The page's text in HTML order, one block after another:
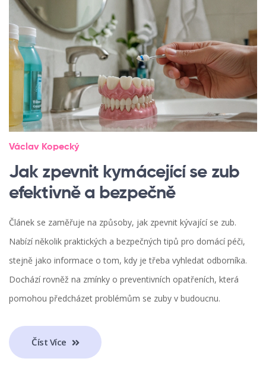
Václav Kopecký
Jak zpevnit kymácející se zub
efektivně a bezpečně
Článek se zaměřuje na způsoby, jak zpevnit kývající se zub.
Nabízí několik praktických a bezpečných tipů pro domácí péči,
stejně jako informace o tom, kdy je třeba vyhledat odborníka.
Dochází rovněž na zmínky o preventivních opatřeních, která
pomohou předcházet problémům se zuby v budoucnu.
Číst Více